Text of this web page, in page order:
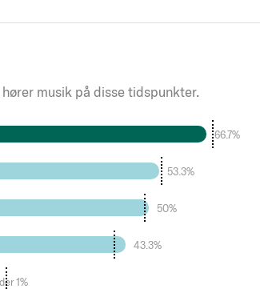
musik på disse tidspunkter.
66.7%
53.3%
50%
43.3%
1%